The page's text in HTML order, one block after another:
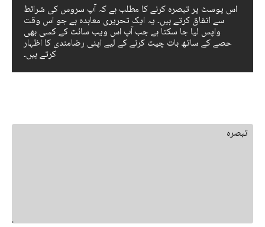
اس پوسٹ پر تبصرہ کرنے کا مطلب ہے کہ آپ سروس کی شرائط
سے اتفاق کرتے ہیں۔ یہ ایک تحریری معاہدہ ہے جو اس وقت
واپس لیا جا سکتا ہے جب آپ اس ویب سائٹ کے کسی بھی
حصے کے ساتھ بات چیت کرنے کے لیے اپنی رضامندی کا اظہار
کرتے ہیں۔